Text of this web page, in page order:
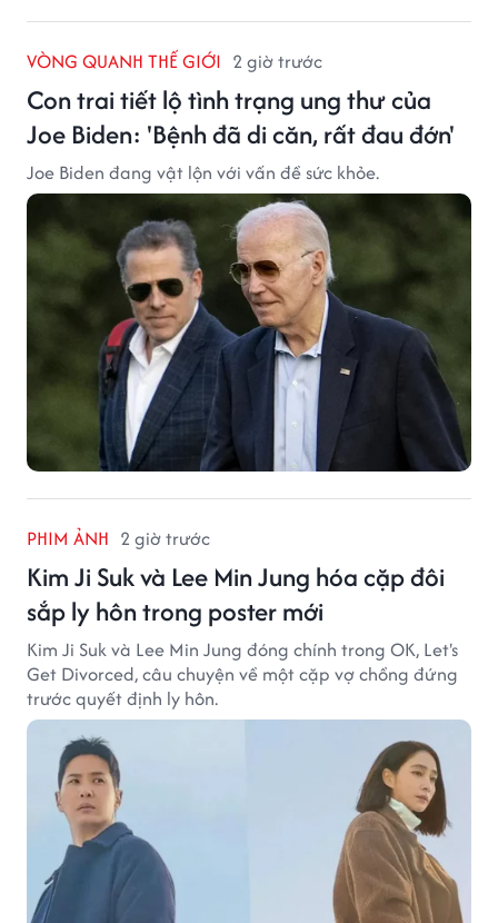
VÒNG QUANH THẾ GIỚI 2 giờ trước
Con trai tiết lộ tình trạng ung thư của
Joe Biden: 'Bệnh đã di căn, rất đau đớn'
Joe Biden đang vật lộn với vấn đề sức khỏe.
PHIM ẢNH 2 giờ trước
Kim Ji Suk và Lee Min Jung hóa cặp đôi
sắp ly hôn trong poster mới
Kim Ji Suk và Lee Min Jung đóng chính trong OK, Let's
Get Divorced, câu chuyện về một cặp vợ chồng đứng
trước quyết định ly hôn.